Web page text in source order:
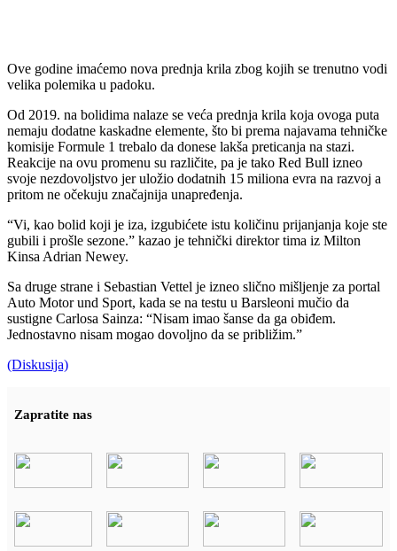
Ove godine imaćemo nova prednja krila zbog kojih se trenutno vodi
velika polemika u padoku.
Od 2019. na bolidima nalaze se veća prednja krila koja ovoga puta
nemaju dodatne kaskadne elemente, što bi prema najavama tehničke
komisije Formule 1 trebalo da donese lakša preticanja na stazi.
Reakcije na ovu promenu su različite, pa je tako Red Bull izneo
svoje nezdovoljstvo jer uložio dodatnih 15 miliona evra na razvoj a
pritom ne očekuju značajnija unapređenja.
“Vi, kao bolid koji je iza, izgubićete istu količinu prijanjanja koje ste
gubili i prošle sezone.” kazao je tehnički direktor tima iz Milton
Kinsa Adrian Newey.
Sa druge strane i Sebastian Vettel je izneo slično mišljenje za portal
Auto Motor und Sport, kada se na testu u Barsleoni mučio da
sustigne Carlosa Sainza: “Nisam imao šanse da ga obiđem.
Jednostavno nisam mogao dovoljno da se približim.”
(Diskusija)
Zapratite nas